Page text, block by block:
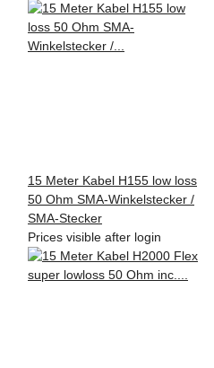
15 Meter Kabel H155 low loss
50 Ohm SMA-Winkelstecker /
SMA-Stecker
Prices visible after login